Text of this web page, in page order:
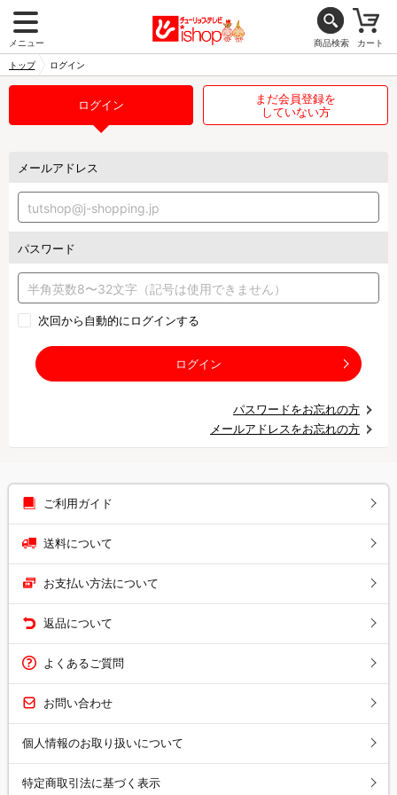
メニュー 商品検索 カート
トップ ログイン
ログイン
まだ会員登録を
していない方
メールアドレス
パスワード
次回から自動的にログインする
ログイン
パスワードをお忘れの方
メールアドレスをお忘れの方
ご利用ガイド
送料について
お支払い方法について
返品について
よくあるご質問
お問い合わせ
個人情報のお取り扱いについて
特定商取引法に基づく表示